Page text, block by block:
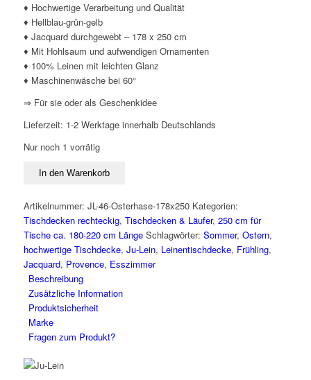
♦ Hochwertige Verarbeitung und Qualität
♦ Hellblau-grün-gelb
♦ Jacquard durchgewebt – 178 x 250 cm
♦ Mit Hohlsaum und aufwendigen Ornamenten
♦ 100% Leinen mit leichten Glanz
♦ Maschinenwäsche bei 60°
⇒ Für sie oder als Geschenkidee
Lieferzeit: 1-2 Werktage innerhalb Deutschlands
Nur noch 1 vorrätig
Große
Ostern
178
x
250
cm
mit
Hohlsaum
von
Ju-
Lein
Menge
In den Warenkorb
Artikelnummer: JL-46-Osterhase-178x250 Kategorien:
Tischdecken rechteckig, Tischdecken & Läufer, 250 cm für
Tische ca. 180-220 cm Länge Schlagwörter: Sommer, Ostern,
hochwertige Tischdecke, Ju-Lein, Leinentischdecke, Frühling,
Jacquard, Provence, Esszimmer
Beschreibung
Zusätzliche Information
Produktsicherheit
Marke
Fragen zum Produkt?